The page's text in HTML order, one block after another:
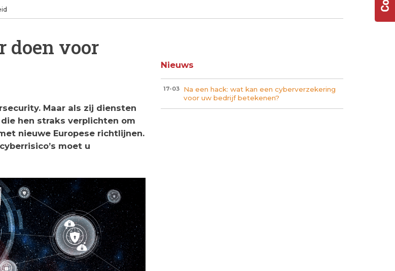
doen voor
Maar als zij diensten
hen straks verplichten om
nieuwe Europese richtlijnen.
moet u
Nieuws
17-03
Na een hack: wat kan een cyberverzekering
voor uw bedrijf betekenen?